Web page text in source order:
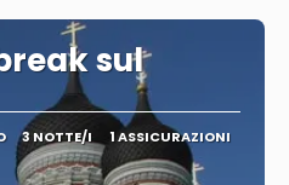
sul
3 NOTTE/I 1 ASSICURAZIONI